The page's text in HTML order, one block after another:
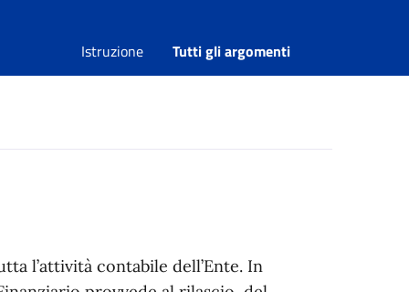
Istruzione Tutti gli argomenti
l’attività contabile dell’Ente. In